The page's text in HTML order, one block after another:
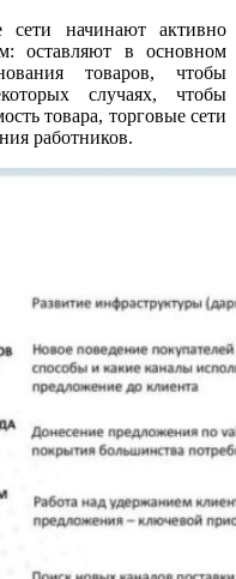
сети начинают активно
оставляют в основном
товаров, чтобы
случаях, чтобы
товара, торговые сети
работников.